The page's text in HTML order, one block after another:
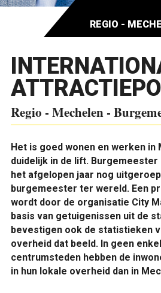
Regio - Mechelen -
Het is goed wonen en werken in
duidelijk in de lift.
het afgelopen jaar nog
burgemeester ter wereld. Een
wordt door de organisatie City
basis van getuigenissen uit de
bevestigen ook de statistieken
overheid dat beeld. In geen
centrumsteden hebben de
in hun lokale overheid dan in